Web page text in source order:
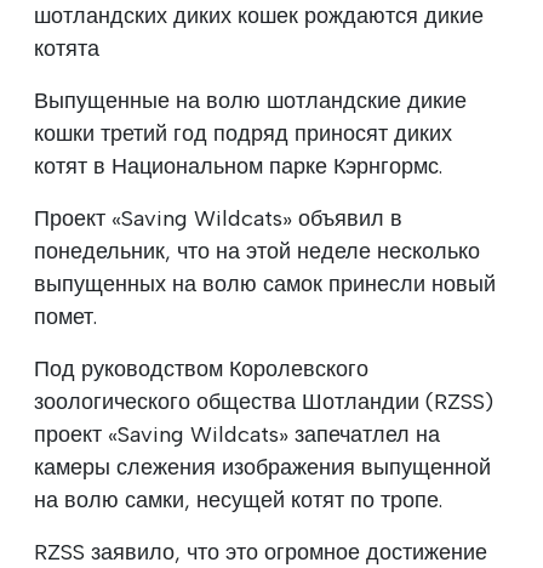
шотландских диких кошек рождаются дикие
котята
Выпущенные на волю шотландские дикие
кошки третий год подряд приносят диких
котят в Национальном парке Кэрнгормс.
Проект «Saving Wildcats» объявил в
понедельник, что на этой неделе несколько
выпущенных на волю самок принесли новый
помет.
Под руководством Королевского
зоологического общества Шотландии (RZSS)
проект «Saving Wildcats» запечатлел на
камеры слежения изображения выпущенной
на волю самки, несущей котят по тропе.
RZSS заявило, что это огромное достижение